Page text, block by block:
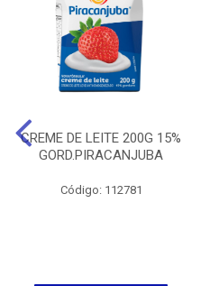
CREME DE LEITE 200G 15%
GORD.PIRACANJUBA
Código: 112781